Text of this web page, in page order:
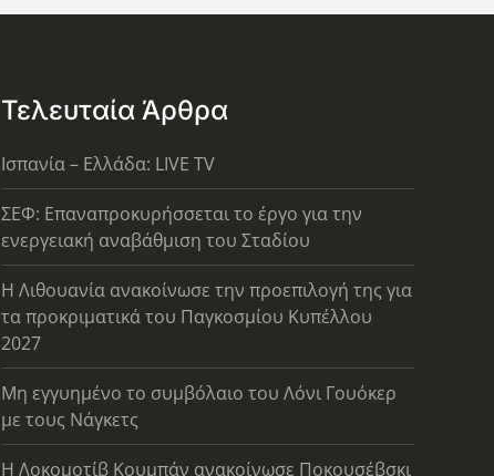
Τελευταία Άρθρα
Ισπανία – Ελλάδα: LIVE TV
ΣΕΦ: Επαναπροκυρήσσεται το έργο για την
ενεργειακή αναβάθμιση του Σταδίου
Η Λιθουανία ανακοίνωσε την προεπιλογή της για
τα προκριματικά του Παγκοσμίου Κυπέλλου
2027
Μη εγγυημένο το συμβόλαιο του Λόνι Γουόκερ
με τους Νάγκετς
Η Λοκομοτίβ Κουμπάν ανακοίνωσε Ποκουσέβσκι